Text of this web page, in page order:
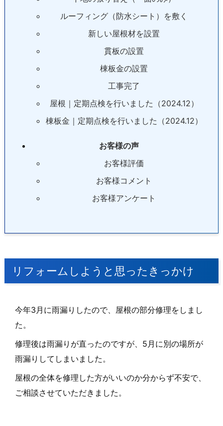
ルーフィング（防水シート）を敷く
新しい屋根材を設置
貫板の設置
棟板金の設置
工事完了
屋根｜定期点検を行いました（2024.12）
棟板金｜定期点検を行いました（2024.12）
お客様の声
お客様評価
お客様コメント
お客様アンケート
リフォームしようと思ったきっかけ
今年3月に雨漏りしたので、屋根の部分修理をしまし
た。
修理後は雨漏りが直ったのですが、5月に別の場所が
雨漏りしてしまいました。
屋根の全体を修理した方がいいのか分からず不安で、
ご相談させていただきました。